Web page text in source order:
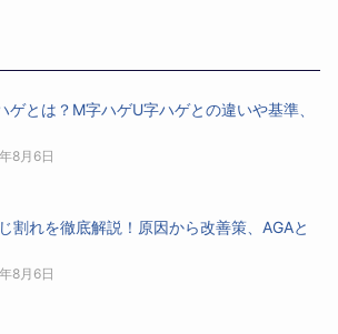
ゲとは？M字ハゲU字ハゲとの違いや基準、
8月6日
割れを徹底解説！原因から改善策、AGAと
8月6日